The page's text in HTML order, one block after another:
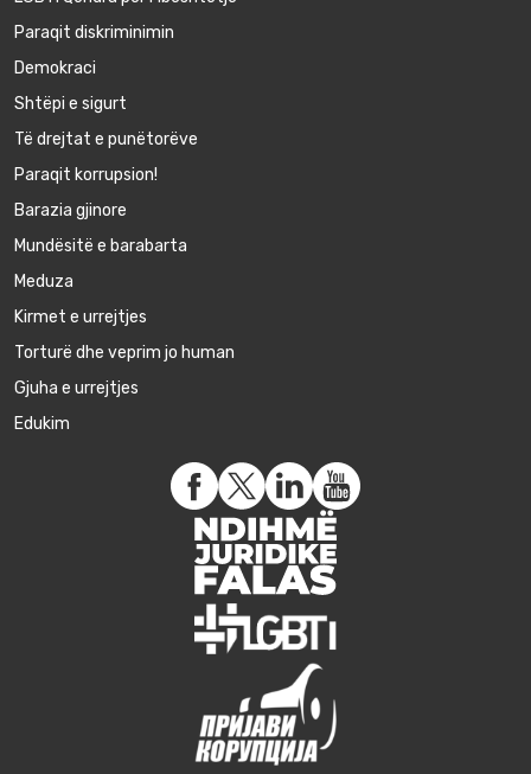
Paraqit diskriminimin
Demokraci
Shtëpi e sigurt
Të drejtat e punëtorëve
Paraqit korrupsion!
Barazia gjinore
Mundësitë e barabarta
Meduza
Kirmet e urrejtjes
Torturë dhe veprim jo human
Gjuha e urrejtjes
Edukim